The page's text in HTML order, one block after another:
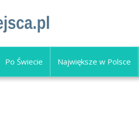
Po Świecie Największe w Polsce